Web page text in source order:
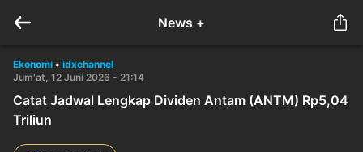
News +
Ekonomi • idxchannel
Jum'at, 12 Juni 2026 - 21:14
Catat Jadwal Lengkap Dividen Antam (ANTM) Rp5,04
Triliun